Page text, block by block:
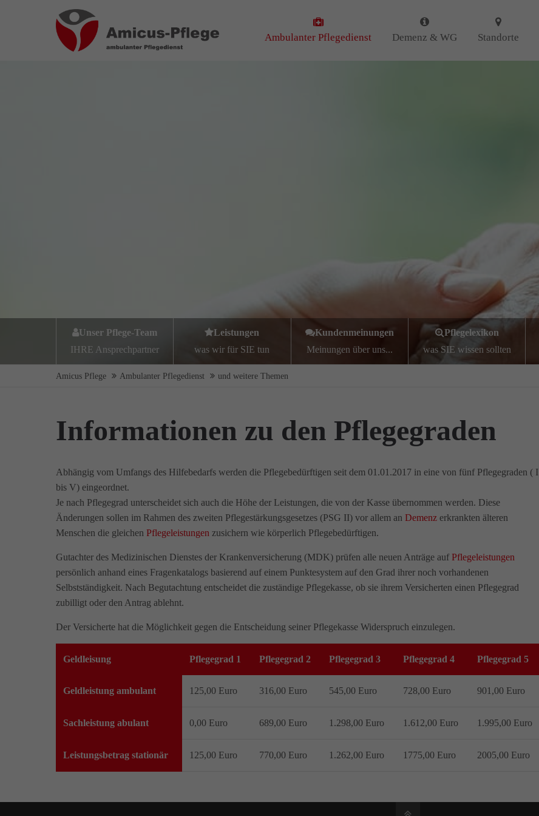
Login Über uns Kontakt
Ambulanter Pflegedienst Demenz & WG Standorte
Unser Pflege-Team
IHRE Ansprechpartner
Leistungen
was wir für SIE tun
Kundenmeinungen
Meinungen über uns...
Pflegelexikon
was SIE wissen sollten
Amicus Pflege Ambulanter Pflegedienst und weitere Themen
Informationen zu den Pflegegraden
Abhängig vom Umfangs des Hilfebedarfs werden die Pflegebedürftigen seit dem 01.01.2017 in eine von fünf Pflegegraden ( I
bis V) eingeordnet.
Je nach Pflegegrad unterscheidet sich auch die Höhe der Leistungen, die von der Kasse übernommen werden. Diese
Änderungen sollen im Rahmen des zweiten Pflegestärkungsgesetzes (PSG II) vor allem an Demenz erkrankten älteren
Menschen die gleichen Pflegeleistungen zusichern wie körperlich Pflegebedürftigen.
Gutachter des Medizinischen Dienstes der Krankenversicherung (MDK) prüfen alle neuen Anträge auf Pflegeleistungen
persönlich anhand eines Fragenkatalogs basierend auf einem Punktesystem auf den Grad ihrer noch vorhandenen
Selbstständigkeit. Nach Begutachtung entscheidet die zuständige Pflegekasse, ob sie ihrem Versicherten einen Pflegegrad
zubilligt oder den Antrag ablehnt.
Der Versicherte hat die Möglichkeit gegen die Entscheidung seiner Pflegekasse Widerspruch einzulegen.
Geldleisung Pflegegrad 1 Pflegegrad 2 Pflegegrad 3 Pflegegrad 4 Pflegegrad 5
Geldleistung ambulant 125,00 Euro 316,00 Euro 545,00 Euro 728,00 Euro 901,00 Euro
Sachleistung abulant 0,00 Euro 689,00 Euro 1.298,00 Euro 1.612,00 Euro 1.995,00 Euro
Leistungsbetrag stationär 125,00 Euro 770,00 Euro 1.262,00 Euro 1775,00 Euro 2005,00 Euro